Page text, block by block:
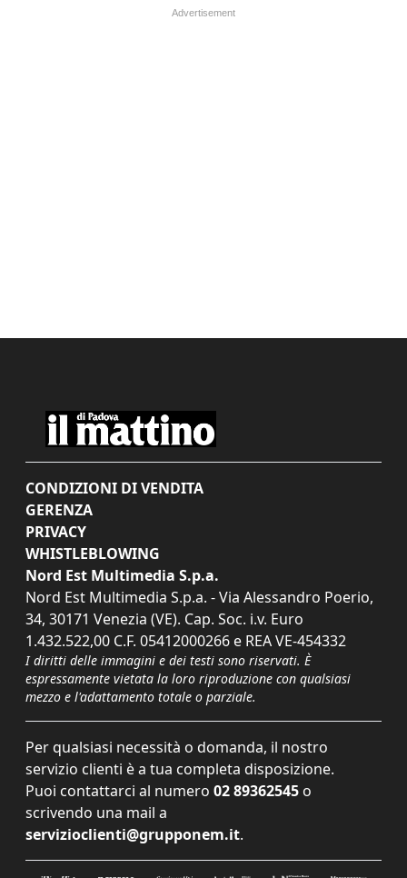
CONDIZIONI DI VENDITA
GERENZA
PRIVACY
WHISTLEBLOWING
Nord Est Multimedia S.p.a.
Nord Est Multimedia S.p.a. - Via Alessandro Poerio,
34, 30171 Venezia (VE). Cap. Soc. i.v. Euro
1.432.522,00 C.F. 05412000266 e REA VE-454332
I diritti delle immagini e dei testi sono riservati. È
espressamente vietata la loro riproduzione con qualsiasi
mezzo e l'adattamento totale o parziale.
Per qualsiasi necessità o domanda, il nostro
servizio clienti è a tua completa disposizione.
Puoi contattarci al numero 02 89362545 o
scrivendo una mail a
servizioclienti@grupponem.it.